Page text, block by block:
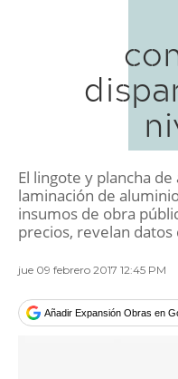
El lingote y plancha
laminación de
insumos de obra
precios, revelan datos
jue 09 febrero 2017 12:45 PM
Añadir Expansión Obras en